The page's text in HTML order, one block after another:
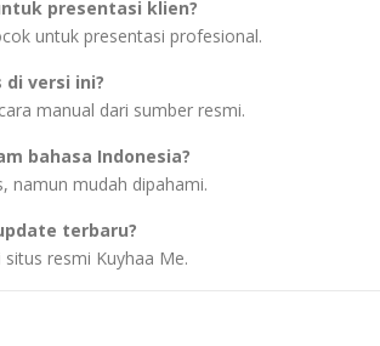
presentasi klien?
untuk presentasi profesional.
versi ini?
manual dari sumber resmi.
bahasa Indonesia?
namun mudah dipahami.
terbaru?
resmi Kuyhaa Me.